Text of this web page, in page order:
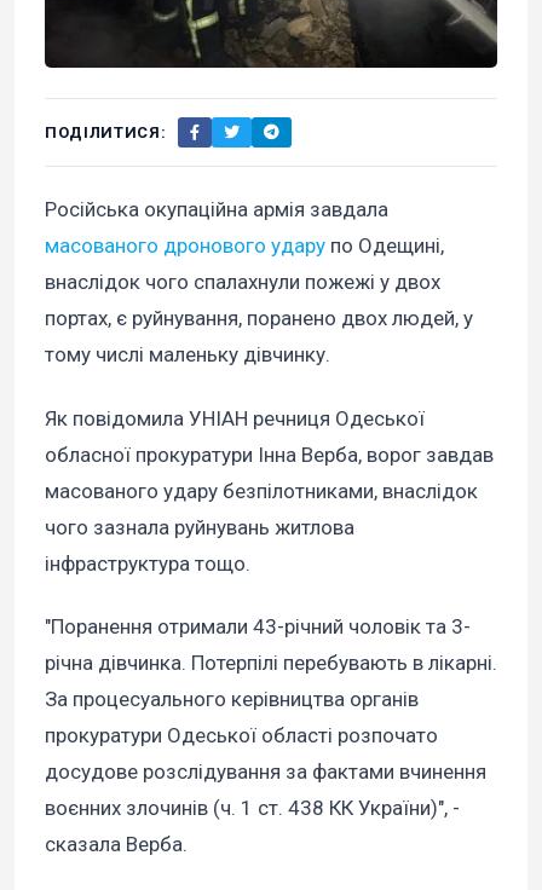
ПОДІЛИТИСЯ:
Російська окупаційна армія завдала
масованого дронового удару по Одещині,
внаслідок чого спалахнули пожежі у двох
портах, є руйнування, поранено двох людей, у
тому числі маленьку дівчинку.
Як повідомила УНІАН речниця Одеської
обласної прокуратури Інна Верба, ворог завдав
масованого удару безпілотниками, внаслідок
чого зазнала руйнувань житлова
інфраструктура тощо.
"Поранення отримали 43-річний чоловік та 3-
річна дівчинка. Потерпілі перебувають в лікарні.
За процесуального керівництва органів
прокуратури Одеської області розпочато
досудове розслідування за фактами вчинення
воєнних злочинів (ч. 1 ст. 438 КК України)", -
сказала Верба.